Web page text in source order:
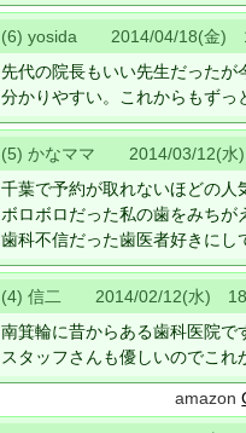
(6) yosida 2014/04/18(金)
先代の院長もいい先生だった
分かりやすい。これからもずっ
(5) かなママ 2014/03/12(
千葉で予約が取れないほどの人
ボロボロだった私の歯をみちが
歯科不信だった歯医者好きにし
(4) 信二 2014/02/12(水)
南箕輪に昔からある歯科医院で
スタッフさんも優しいのでこれ
amazon